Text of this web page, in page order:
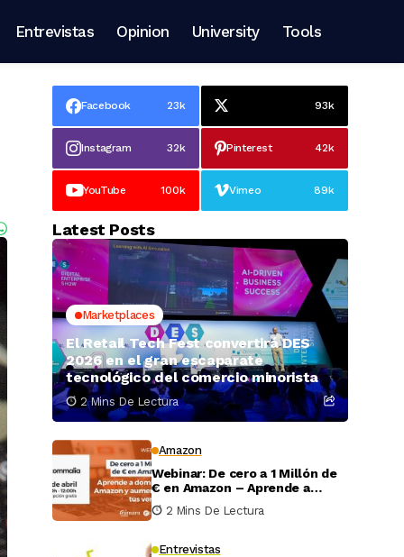
Entrevistas Opinion University Tools
Facebook 23k 93k
Instagram 32k Pinterest 42k
YouTube 100k Vimeo 89k
Latest Posts
Marketplaces
El Retail Tech Fest convertirá DES
2026 en el gran escaparate
tecnológico del comercio minorista
2 Mins De Lectura
Amazon
Webinar: De cero a 1 Millón de
€ en Amazon – Aprende a
dominar Amazon y aumentar
tus ventas
2 Mins De Lectura
Entrevistas